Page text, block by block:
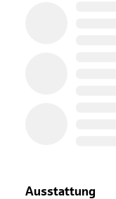
Ausstattung